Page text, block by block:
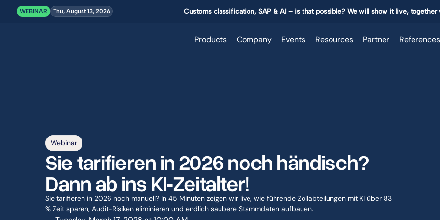
Webinar
Sie tarifieren in 2026 noch händisch?
Dann ab ins KI‑Zeitalter!
Sie tarifieren in 2026 noch manuell? In 45 Minuten zeigen wir live, wie führende Zollabteilungen mit KI über 83
% Zeit sparen, Audit-Risiken eliminieren und endlich saubere Stammdaten aufbauen.
WEBINAR Thu, August 13, 2026 Customs classification, SAP & AI – is that possible? We will show it live,
Products Company Events Resources Partner References